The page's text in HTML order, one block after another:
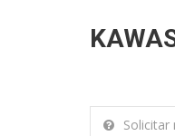
Solicitar